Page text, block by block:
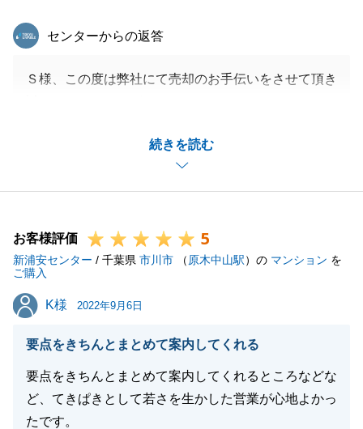
続きを読む
東急リバブル
センターからの返答
Ｓ様、この度は弊社にて売却のお手伝いをさせて頂き
も大切にご使用されていた状態でしたので、私も自信
をもってご提案をさせて頂けました。
Ｓ様に多々ご配慮・ご協力・ご理解を頂けた事で無事
誠にありがとうございます。
今後も不動産売買に関らず、何かお困りの事があれば
お気軽にお声がけ頂ければと思います。
今後とも末永いお付き合いの程、宜しくお願い致しま
閉じる
お客様評価 5
新浦安センター / 千葉県 市川市 （ 原木中山駅）の マンション を
ご購入
K様
K様 2022年9月6日
要点をきちんとまとめて案内してくれる
要点をきちんとまとめて案内してくれるところなどな
ど、てきぱきとして若さを生かした営業が心地よかっ
たです。